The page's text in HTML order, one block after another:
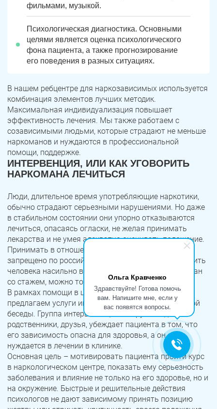
Ольга Кравченко
Здравствуйте! Готова помочь
вам. Напишите мне, если у
вас появятся вопросы.
фильмами, музыкой.
Психологическая диагностика. Основными
целями является оценка психологического
фона пациента, а также прогнозирование
его поведения в разных ситуациях.
В нашем ребцентре для наркозависимых используется
комбинация элементов лучших методик.
Максимальная индивидуализация повышает
эффективность лечения. Мы также работаем с
созависимыми людьми, которые страдают не меньше
наркоманов и нуждаются в профессиональной
помощи, поддержке.
ИНТЕРВЕНЦИЯ, ИЛИ КАК УГОВОРИТЬ
НАРКОМАНА ЛЕЧИТЬСЯ
Люди, длительное время употребляющие наркотики,
обычно страдают серьезными нарушениями. Но даже
в стабильном состоянии они упорно отказываются
лечиться, опасаясь огласки, не желая принимать
лекарства и не умея адекватно оценивать положение.
Принимать в отношении них принудительные меры
запрещено по российским законам, то есть поместить
человека насильно в клинику, даже если он наркоман
со стажем, можно только по решению суда.
В рамках помощи в центре наркомании мы
предлагаем услуги интервенции, или мотивационной
беседы. Группа интервентов, в которую входят
родственники, друзья, убеждает пациента в том, что
его зависимость опасна для здоровья, а он сам
нуждается в лечении в клинике.
Основная цель – мотивировать пациента пройти курс
в наркологическом центре, показать ему серьезность
заболевания и влияние не только на его здоровье, но и
на окружение. Быстрые и решительные действия
психологов не дают зависимому принять позицию